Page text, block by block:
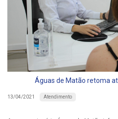
Águas de Matão retoma
13/04/2021 Atendimento